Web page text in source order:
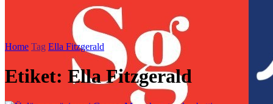
Home Tag Ella Fitzgerald
Etiket: Ella Fitzgerald